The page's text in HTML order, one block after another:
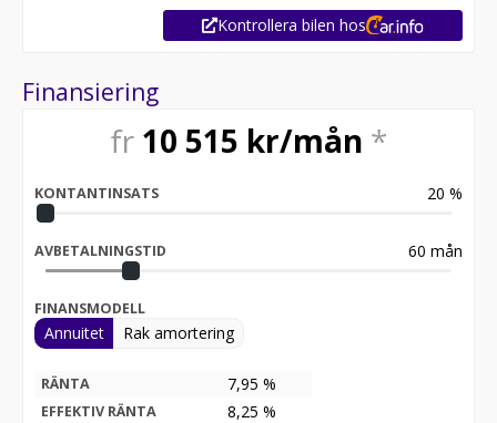
Kontrollera bilen hos
Finansiering
fr 10 515 kr/mån *
KONTANTINSATS 20 %
AVBETALNINGSTID 60 mån
FINANSMODELL
Annuitet Rak amortering
RÄNTA 7,95 %
EFFEKTIV RÄNTA 8,25 %